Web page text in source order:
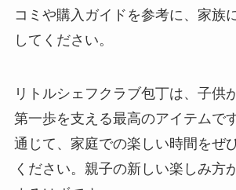
コミや購入ガイドを参考に、家族
してください。
リトルシェフクラブ包丁は、子供
第一歩を支える最高のアイテムで
通じて、家庭での楽しい時間をぜ
ください。親子の新しい楽しみ方